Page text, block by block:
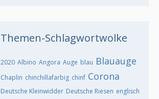
Themen-Schlagwortwolke
2020 Albino Angora Auge blau Blauauge
Chaplin chinchillafarbig chinf Corona
Deutsche Kleinwidder Deutsche Riesen englisch